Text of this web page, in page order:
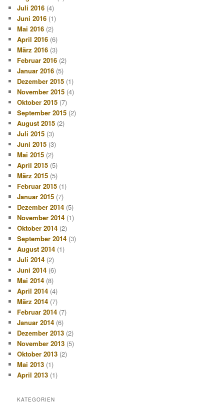
Juli 2016 (4)
Juni 2016 (1)
Mai 2016 (2)
April 2016 (6)
März 2016 (3)
Februar 2016 (2)
Januar 2016 (5)
Dezember 2015 (1)
November 2015 (4)
Oktober 2015 (7)
September 2015 (2)
August 2015 (2)
Juli 2015 (3)
Juni 2015 (3)
Mai 2015 (2)
April 2015 (5)
März 2015 (5)
Februar 2015 (1)
Januar 2015 (7)
Dezember 2014 (5)
November 2014 (1)
Oktober 2014 (2)
September 2014 (3)
August 2014 (1)
Juli 2014 (2)
Juni 2014 (6)
Mai 2014 (8)
April 2014 (4)
März 2014 (7)
Februar 2014 (7)
Januar 2014 (6)
Dezember 2013 (2)
November 2013 (5)
Oktober 2013 (2)
Mai 2013 (1)
April 2013 (1)
KATEGORIEN